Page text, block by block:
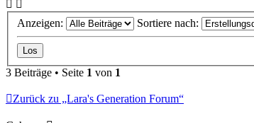
Anzeigen: Sortiere nach:
3 Beiträge • Seite 1 von 1
Zurück zu „Lara's Generation Forum“